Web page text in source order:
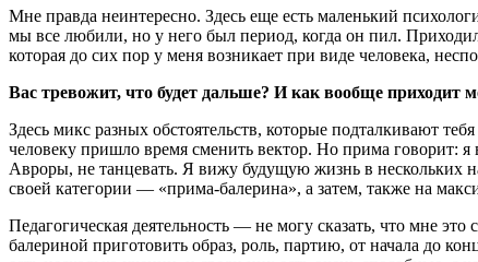
Мне правда неинтересно. Здесь еще есть маленький
мы все любили, но у него был период, когда он пил.
которая до сих пор у меня возникает при виде человека,
Вас тревожит, что будет дальше? И как вообще приходит
Здесь микс разных обстоятельств, которые подталкивают
человеку пришло время сменить вектор. Но прима говорит:
Авроры, не танцевать. Я вижу будущую жизнь в нескольких
своей категории — «прима-балерина», а затем, также на
Педагогическая деятельность — не могу сказать, что мне
балериной приготовить образ, роль, партию, от начала до